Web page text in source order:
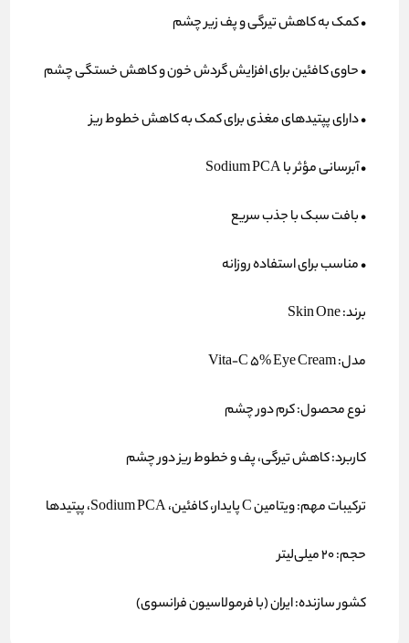
• کمک بهکاهش تیرگی و پف زیر چشم
• حاویکافئینبرای افزایش گردش خون و کاهش خستگی چشم
• دارایپپتیدهای مغذیبرای کمک به کاهش خطوط ریز
• آبرسانی مؤثر باSodium PCA
• بافت سبک با جذب سریع
• مناسب برای استفاده روزانه
برند:
مدل:
نوع محصول:کرم دور چشم
کاربرد:کاهش تیرگی، پف و خطوط ریز دور چشم
ترکیبات مهم:ویتامین C پایدار، کافئین، Sodium PCA، پپتیدها
حجم:
کشور سازنده:ایران (با فرمولاسیون فرانسوی)